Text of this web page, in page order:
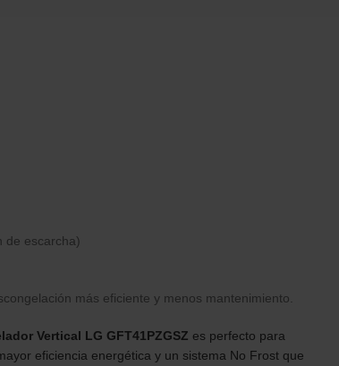
de escarcha)
más eficiente y menos mantenimiento.
Vertical LG GFT41PZGSZ es perfecto para
eficiencia energética y un sistema No Frost que